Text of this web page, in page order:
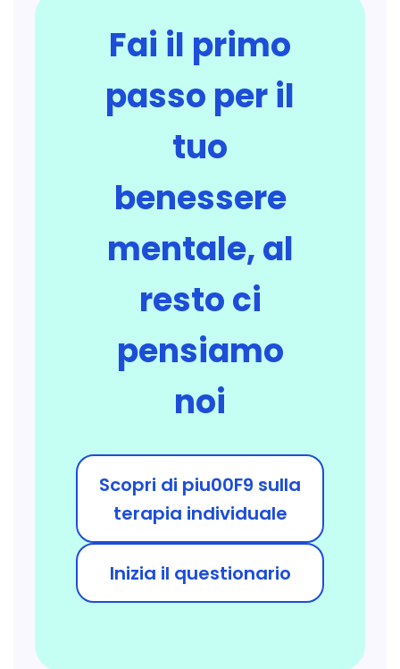
Fai il primo
passo per il
tuo
benessere
mentale, al
resto ci
pensiamo
noi
Scopri di piu00F9 sulla
terapia individuale
Inizia il questionario